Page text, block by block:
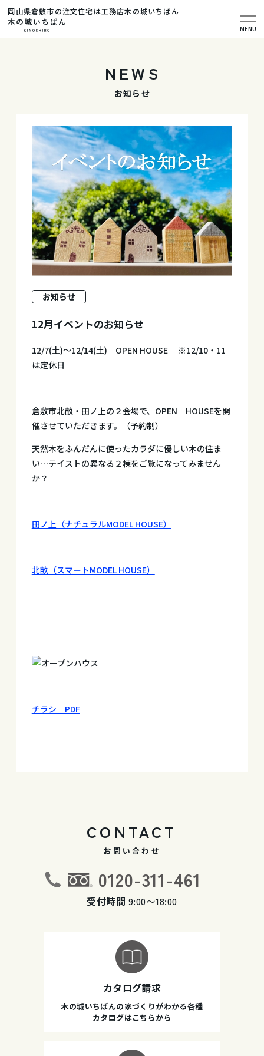
岡山県倉敷市の注文住宅は工務店木の城いちばん
MENU
NEWS
お知らせ
お知らせ
12月イベントのお知らせ
12/7(土)～12/14(土) OPEN HOUSE ※12/10・11
は定休日
倉敷市北畝・田ノ上の２会場で、OPEN HOUSEを開
催させていただきます。（予約制）
天然木をふんだんに使ったカラダに優しい木の住ま
い…テイストの異なる２棟をご覧になってみません
か？
田ノ上（ナチュラルMODEL HOUSE）
北畝（スマートMODEL HOUSE）
チラシ PDF
CONTACT
お問い合わせ
0120-311-461
受付時間 9:00〜18:00
カタログ請求
木の城いちばんの家づくりがわかる各種
カタログはこちらから